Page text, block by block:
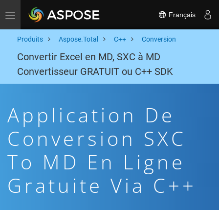
Toggle navigation Français
Produits Aspose.Total C++ Conversion
Convertir Excel en MD, SXC à MD
Convertisseur GRATUIT ou C++ SDK
Application De
Conversion SXC
To MD En Ligne
Gratuite Via C++